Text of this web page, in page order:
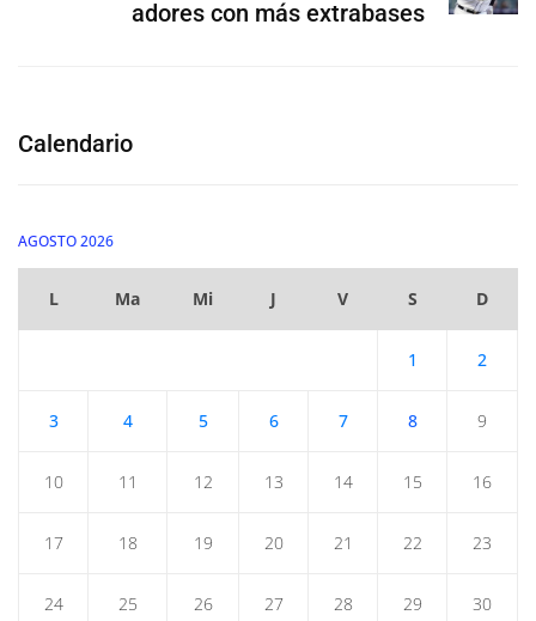
adores con más extrabases
Calendario
AGOSTO 2026
L Ma Mi J V S D
1 2
3 4 5 6 7 8 9
10 11 12 13 14 15 16
17 18 19 20 21 22 23
24 25 26 27 28 29 30